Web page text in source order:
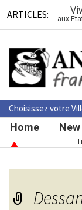
ARTICLES: aux
Choisissez votre
Home